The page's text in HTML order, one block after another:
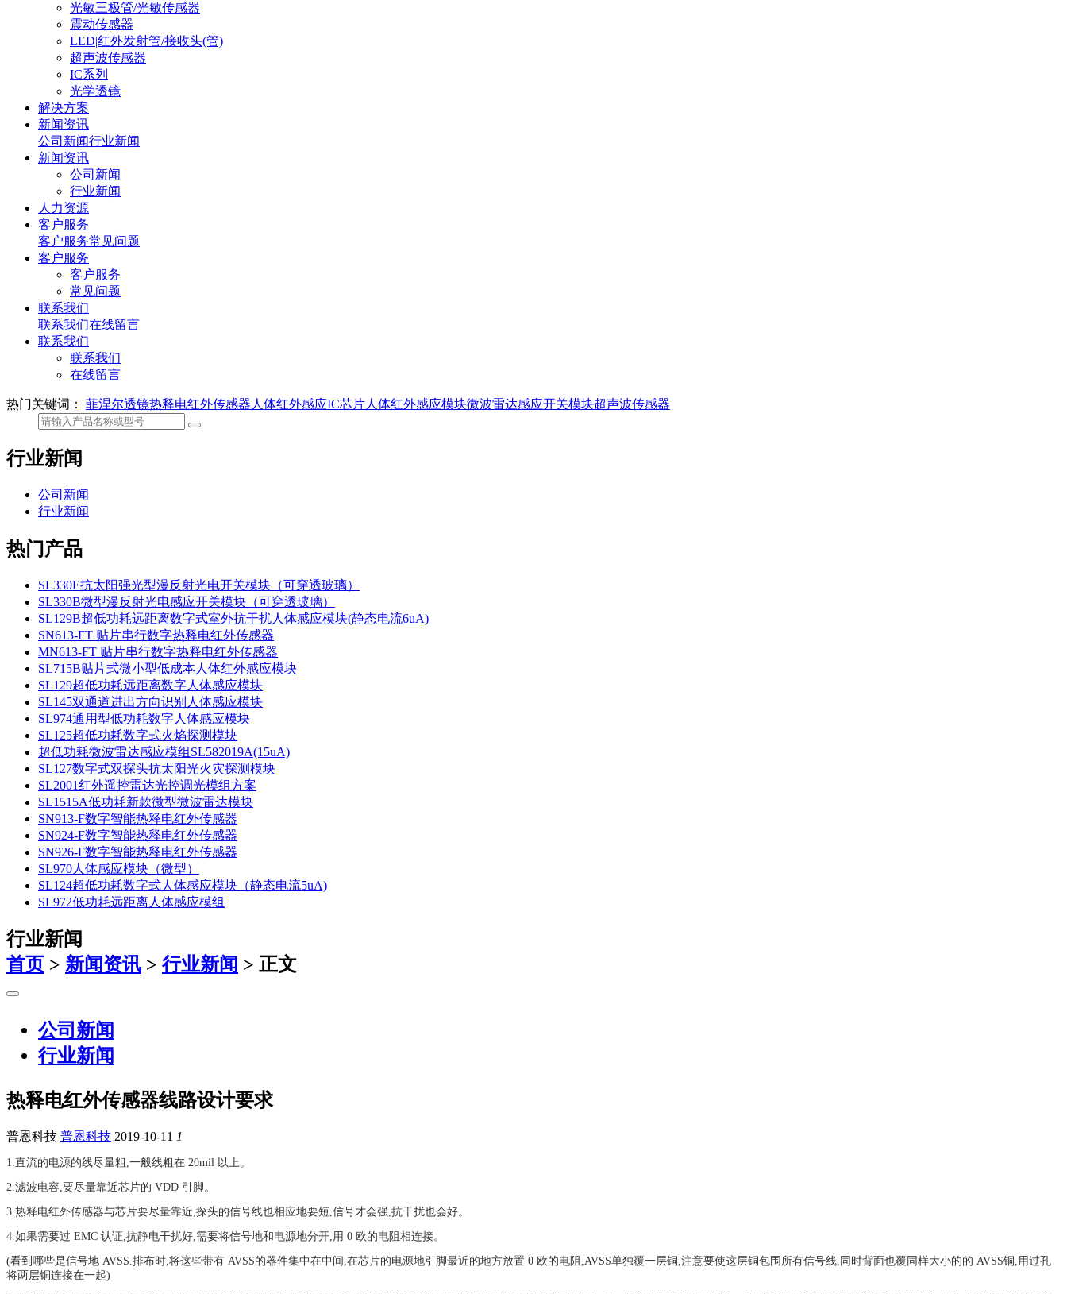
光敏三极管/光敏传感器
震动传感器
LED|红外发射管/接收头(管)
超声波传感器
IC系列
光学透镜
解决方案
新闻资讯
公司新闻行业新闻
新闻资讯
公司新闻
行业新闻
人力资源
客户服务
客户服务常见问题
客户服务
客户服务
常见问题
联系我们
联系我们在线留言
联系我们
联系我们
在线留言
热门关键词： 菲涅尔透镜热释电红外传感器 人体红外感应IC芯片人体红外感应模块微波雷达感应开关模块超声波传感器
行业新闻
公司新闻
行业新闻
热门产品
SL330E抗太阳强光型漫反射光电开关模块（可穿透玻璃）
SL330B微型漫反射光电感应开关模块（可穿透玻璃）
SL129B超低功耗远距离数字式室外抗干扰人体感应模块(静态电流6uA)
SN613-FT 贴片串行数字热释电红外传感器
MN613-FT 贴片串行数字热释电红外传感器
SL715B贴片式微小型低成本人体红外感应模块
SL129超低功耗远距离数字人体感应模块
SL145双通道进出方向识别人体感应模块
SL974通用型低功耗数字人体感应模块
SL125超低功耗数字式火焰探测模块
超低功耗微波雷达感应模组SL582019A(15uA)
SL127数字式双探头抗太阳光火灾探测模块
SL2001红外遥控雷达光控调光模组方案
SL1515A低功耗新款微型微波雷达模块
SN913-F数字智能热释电红外传感器
SN924-F数字智能热释电红外传感器
SN926-F数字智能热释电红外传感器
SL970人体感应模块（微型）
SL124超低功耗数字式人体感应模块（静态电流5uA)
SL972低功耗远距离人体感应模组
行业新闻
首页 > 新闻资讯 > 行业新闻 > 正文
公司新闻
行业新闻
热释电红外传感器线路设计要求
普恩科技 普恩科技 2019-10-11 1
1.直流的电源的线尽量粗,一般线粗在 20mil 以上。
2.滤波电容,要尽量靠近芯片的 VDD 引脚。
3.热释电红外传感器与芯片要尽量靠近,探头的信号线也相应地要短,信号才会强,抗干扰也会好。
4.如果需要过 EMC 认证,抗静电干扰好,需要将信号地和电源地分开,用 0 欧的电阻相连接。
(看到哪些是信号地 AVSS.排布时,将这些带有 AVSS的器件集中在中间,在芯片的电源地引脚最近的地方放置 0 欧的电阻,AVSS单独覆一层铜,注意要使这层铜包围所有信号线,同时背面也覆同样大小的的 AVSS铜,用过孔
将两层铜连接在一起)